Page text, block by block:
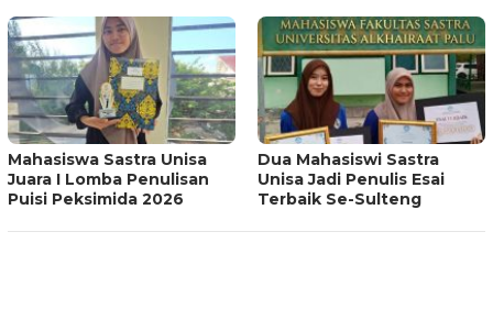
Mahasiswa Sastra Unisa
Juara I Lomba Penulisan
Puisi Peksimida 2026
Dua Mahasiswi Sastra
Unisa Jadi Penulis Esai
Terbaik Se-Sulteng